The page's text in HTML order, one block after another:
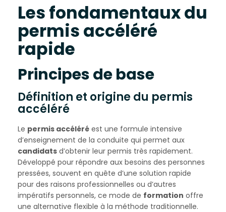
Les fondamentaux du
permis accéléré
rapide
Principes de base
Définition et origine du permis
accéléré
Le permis accéléré est une formule intensive
d’enseignement de la conduite qui permet aux
candidats d’obtenir leur permis très rapidement.
Développé pour répondre aux besoins des personnes
pressées, souvent en quête d’une solution rapide
pour des raisons professionnelles ou d’autres
impératifs personnels, ce mode de formation offre
une alternative flexible à la méthode traditionnelle.